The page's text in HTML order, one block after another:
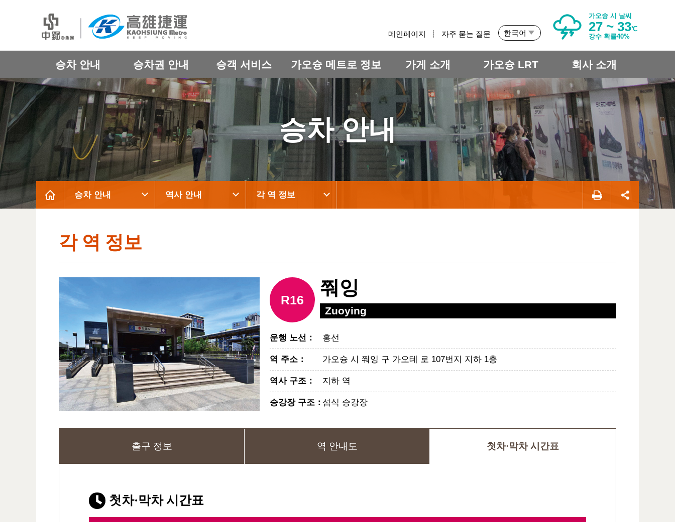
메인페이지 자주 묻는 질문 한국어
가오슝 시 날씨
27 ~ 33℃
강수 확률40%
승차 안내 승차권 안내 승객 서비스 가오슝 메트로 정보 가게 소개 가오슝 LRT 회사 소개
승차 안내
승차 안내 역사 안내 각 역 정보
각 역 정보
R16
쭤잉
Zuoying
운행 노선 ： 홍선
역 주소 ： 가오슝 시 쭤잉 구 가오테 로 107번지 지하 1층
역사 구조 ： 지하 역
승강장 구조 ：섬식 승강장
출구 정보 역 안내도 첫차·막차 시간표
첫차·막차 시간표